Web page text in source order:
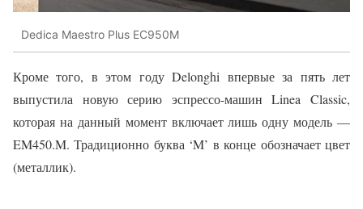
Dedica Maestro Plus EC950M
Кроме того, в этом году Delonghi впервые за пять лет
выпустила новую серию эспрессо-машин Linea Classic,
которая на данный момент включает лишь одну модель —
EM450.M. Традиционно буква ‘M’ в конце обозначает цвет
(металлик).